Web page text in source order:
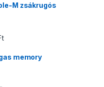
M zsákrugós
Ártartomány: 157,900 Ft -
memory